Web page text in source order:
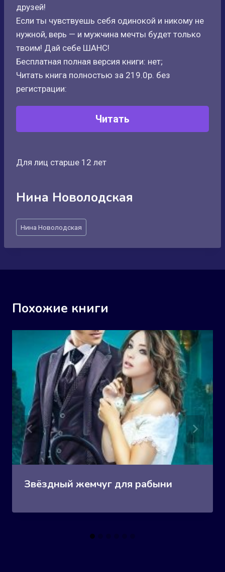
друзей!
Если ты чувствуешь себя одинокой и никому не
нужной, верь — и мужчина мечты будет только
твоим! Дай себе ШАНС!
Бесплатная полная версия книги: нет;
Читать книга полностью за 219.0р. без
регистрации:
Читать
Для лиц старше 12 лет
Нина Новолодская
Метки
записи:
Нина Новолодская
Похожие книги
Звёздный жемчуг для рабыни